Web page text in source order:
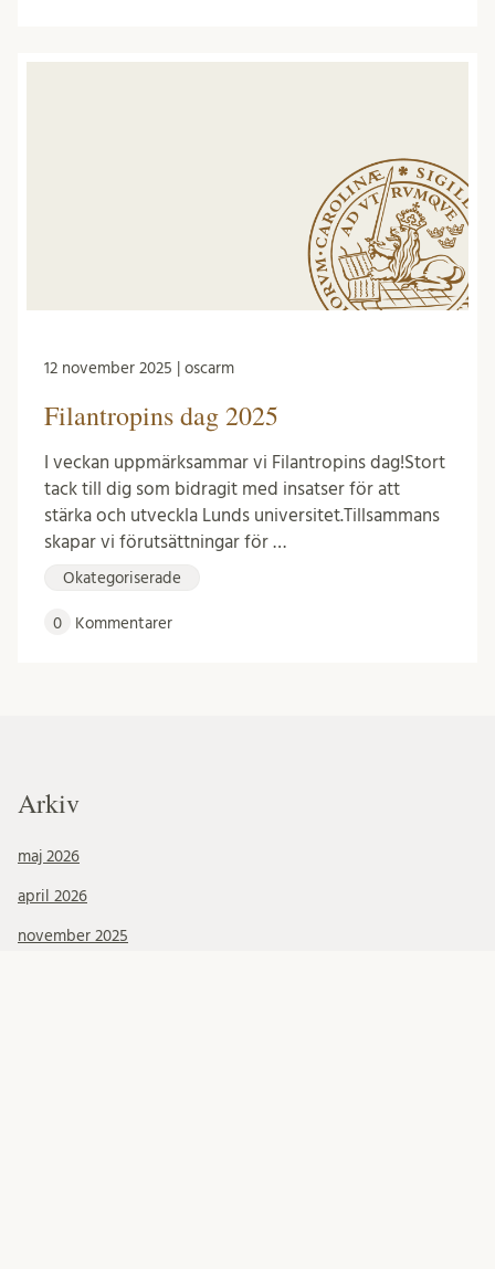
12 november 2025 | oscarm
Filantropins dag 2025
I veckan uppmärksammar vi Filantropins dag!Stort
tack till dig som bidragit med insatser för att
stärka och utveckla Lunds universitet.Tillsammans
skapar vi förutsättningar för …
Okategoriserade
0 Kommentarer
Arkiv
maj 2026
april 2026
november 2025